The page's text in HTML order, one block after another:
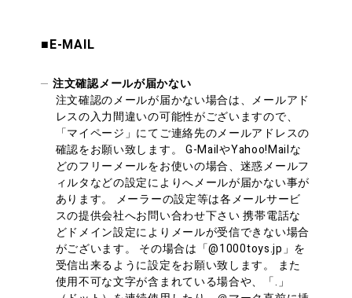
■E-MAIL
注文確認メールが届かない
注文確認のメールが届かない場合は、メールアド
レスの入力間違いの可能性がございますので、
「マイページ」にてご連絡先のメールアドレスの
確認をお願い致します。 G-MailやYahoo!Mailな
どのフリーメールをお使いの場合、迷惑メールフ
ィルタなどの設定によりへメールが届かない事が
あります。 メーラーの設定等は各メールサービ
スの提供会社へお問い合わせ下さい 携帯電話な
どドメイン設定によりメールが受信できない場合
がございます。 その場合は「@1000toys.jp」を
受信出来るように設定をお願い致します。 また
使用不可な文字が含まれている場合や、「.」